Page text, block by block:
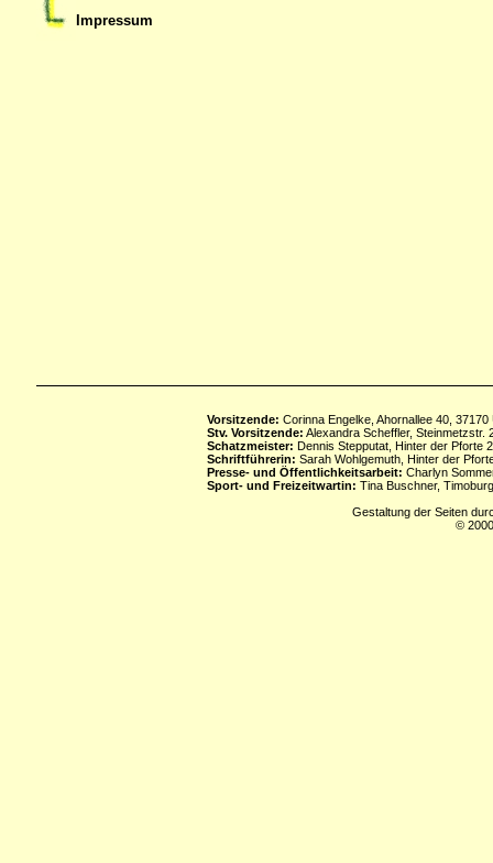
Impressum
Vorsitzende: Corinna Engelke, Ahornallee 40,
Stv. Vorsitzende: Alexandra Scheffler, Steinmetzstr.
Schatzmeister: Dennis Stepputat, Hinter der Pforte
Schriftführerin: Sarah Wohlgemuth, Hinter der
Presse- und Öffentlichkeitsarbeit: Charlyn
Sport- und Freizeitwartin: Tina Buschner,
Gestaltung der Seiten
©